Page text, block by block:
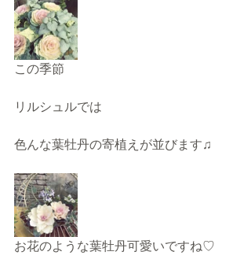
この季節
リルシュルでは
色んな葉牡丹の寄植えが並びます♫
お花のような葉牡丹可愛いですね♡